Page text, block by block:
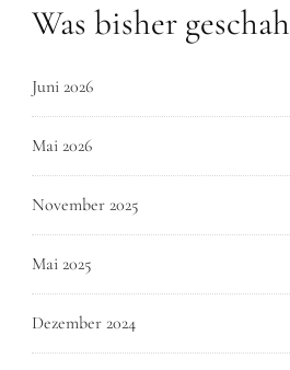
Was bisher geschah
Juni 2026
Mai 2026
November 2025
Mai 2025
Dezember 2024